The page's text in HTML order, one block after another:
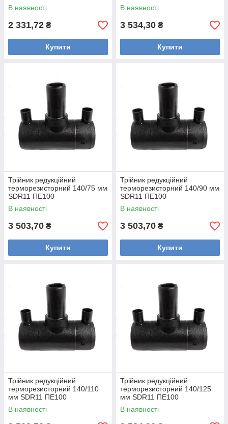
В наявності
2 331,72 ₴
Купити
В наявності
3 534,30 ₴
Купити
Трійник редукційний
терморезисторний 140/75 мм
SDR11 ПЕ100
В наявності
3 503,70 ₴
Купити
Трійник редукційний
терморезисторний 140/90 мм
SDR11 ПЕ100
В наявності
3 503,70 ₴
Купити
Трійник редукційний
терморезисторний 140/110
мм SDR11 ПЕ100
В наявності
Трійник редукційний
терморезисторний 140/125
мм SDR11 ПЕ100
В наявності